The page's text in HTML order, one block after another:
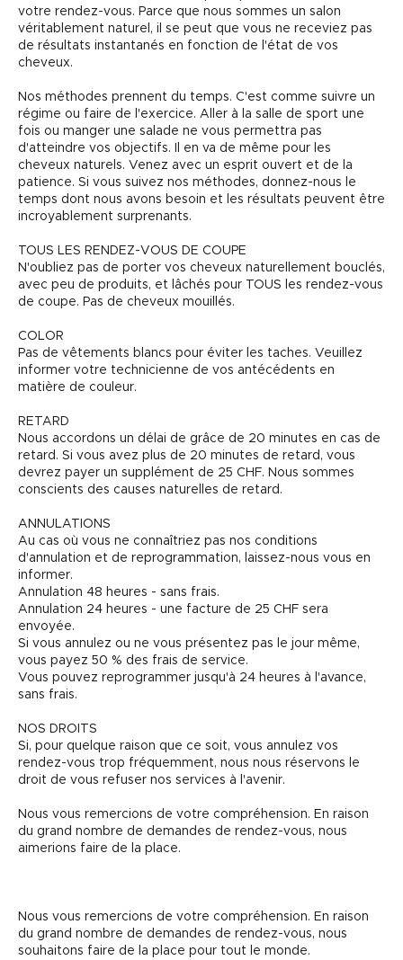
votre rendez-vous. Parce que nous sommes un salon
véritablement naturel, il se peut que vous ne receviez pas
de résultats instantanés en fonction de l'état de vos
cheveux.
Nos méthodes prennent du temps. C'est comme suivre un
régime ou faire de l'exercice. Aller à la salle de sport une
fois ou manger une salade ne vous permettra pas
d'atteindre vos objectifs. Il en va de même pour les
cheveux naturels. Venez avec un esprit ouvert et de la
patience. Si vous suivez nos méthodes, donnez-nous le
temps dont nous avons besoin et les résultats peuvent être
incroyablement surprenants.
TOUS LES RENDEZ-VOUS DE COUPE
N'oubliez pas de porter vos cheveux naturellement bouclés,
avec peu de produits, et lâchés pour TOUS les rendez-vous
de coupe. Pas de cheveux mouillés.
COLOR
Pas de vêtements blancs pour éviter les taches. Veuillez
informer votre technicienne de vos antécédents en
matière de couleur.
RETARD
Nous accordons un délai de grâce de 20 minutes en cas de
retard. Si vous avez plus de 20 minutes de retard, vous
devrez payer un supplément de 25 CHF. Nous sommes
conscients des causes naturelles de retard.
ANNULATIONS
Au cas où vous ne connaîtriez pas nos conditions
d'annulation et de reprogrammation, laissez-nous vous en
informer.
Annulation 48 heures - sans frais.
Annulation 24 heures - une facture de 25 CHF sera
envoyée.
Si vous annulez ou ne vous présentez pas le jour même,
vous payez 50 % des frais de service.
Vous pouvez reprogrammer jusqu'à 24 heures à l'avance,
sans frais.
NOS DROITS
Si, pour quelque raison que ce soit, vous annulez vos
rendez-vous trop fréquemment, nous nous réservons le
droit de vous refuser nos services à l'avenir.
Nous vous remercions de votre compréhension. En raison
du grand nombre de demandes de rendez-vous, nous
aimerions faire de la place.
Nous vous remercions de votre compréhension. En raison
du grand nombre de demandes de rendez-vous, nous
souhaitons faire de la place pour tout le monde.